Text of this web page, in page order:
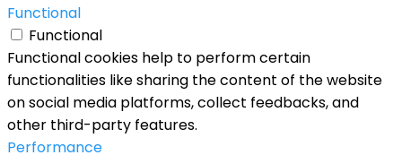
Functional
Functional
Functional cookies help to perform certain
functionalities like sharing the content of the website
on social media platforms, collect feedbacks, and
other third-party features.
Performance